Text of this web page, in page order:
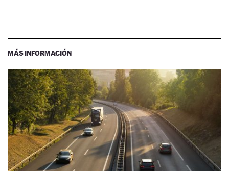
MÁS INFORMACIÓN